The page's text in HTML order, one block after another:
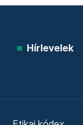
Hírlevelek